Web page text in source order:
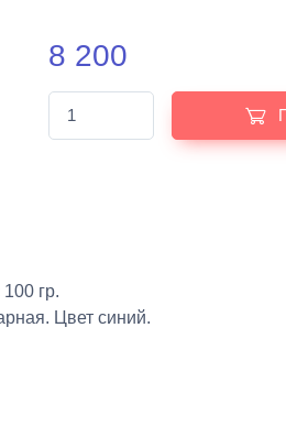
8 200
гр.
Цвет синий.